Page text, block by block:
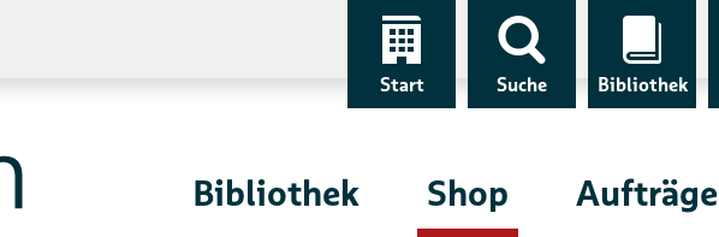
Start Suche Bibliothek
Bibliothek Shop Aufträge